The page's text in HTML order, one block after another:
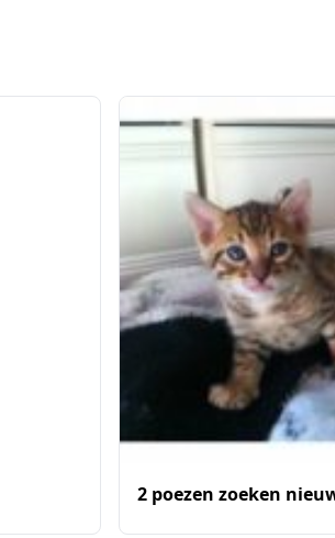
2 poezen zoeken